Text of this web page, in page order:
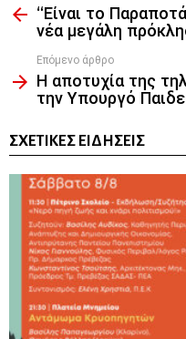
more “Είναι το
νέα μεγάλη
Επόμενο άρθρο
Η αποτυχία της
την Υπουργό
ΣΧΕΤΙΚΈΣ ΕΙΔΉΣΕΙΣ